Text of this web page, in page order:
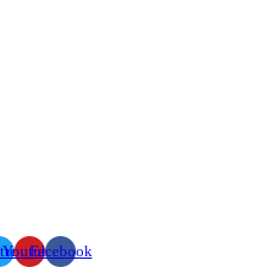
Facebook
Youtube